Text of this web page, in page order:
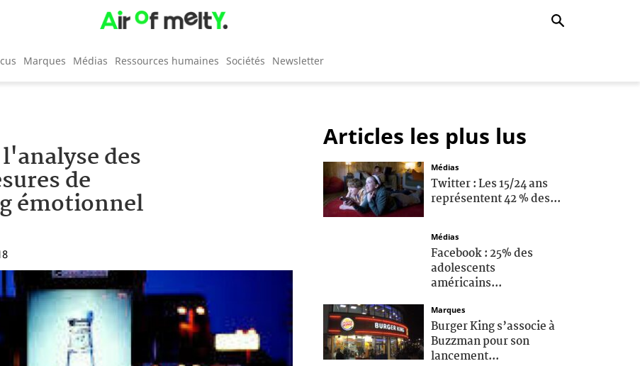
Marques Médias Ressources humaines Sociétés Newsletter
des
de
émotionnel
Articles les plus lus
Médias
Twitter : Les 15/24 ans
représentent 42 % des...
Médias
Facebook : 25% des
adolescents
américains...
Marques
Burger King s’associe à
Buzzman pour son
lancement...